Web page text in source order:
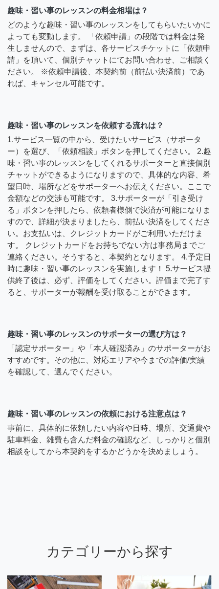
趣味・習い事のレッスンの料金相場は？
どのような趣味・習い事のレッスンをしてもらいたいかに
よっても変動します。 「依頼申請」の段階では料金は発
生しませんので、まずは、各サービスチケットに「依頼申
請」を頂いて、個別チャットにてお問い合わせ、ご相談く
ださい。 ※依頼申請後、本契約前（前払い決済前）であ
れば、キャンセル可能です。
趣味・習い事のレッスンを依頼する流れは？
1.サービス一覧の中から、受けたいサービス（サポータ
ー）を選び、「依頼相談」ボタンを押してください。 2.趣
味・習い事のレッスンをしてくれるサポーターと直接個別
チャットができるようになりますので、具体的な内容、希
望日時、場所などをサポーターへお伝えください。ここで
金額などの交渉も可能です。 3.サポーターが「引き受け
る」ボタンを押したら、依頼者様側で決済が可能になりま
すので、詳細が決まりましたら、前払い決済をしてくださ
い。お支払いは、クレジットカードがご利用いただけま
す。 クレジットカードをお持ちでない方は事務局までご
連絡ください。そうすると、本契約となります。 4.予定日
時に趣味・習い事のレッスンを実施します！ 5.サービス提
供終了後は、必ず、評価をしてください。評価まで完了す
ると、サポーターが報酬を受け取ることができます。
趣味・習い事のレッスンのサポーターの選び方は？
「認定サポーター」や「本人確認済み」のサポーターがお
すすめです。その他に、対応エリアや今までの評価/実績
を確認して、選んでください。
趣味・習い事のレッスンの依頼における注意点は？
事前に、具体的に依頼したい内容や日時、場所、交通費や
駐車料金、雑費も含んだ料金の確認など、しっかりと個別
相談をしてから本契約をするかどうかを決めましょう。
カテゴリーから探す